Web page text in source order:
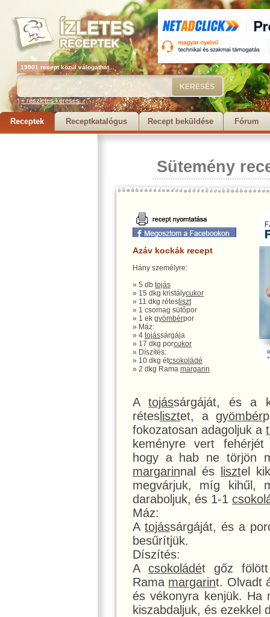
19901 recept közül válogathat...
+ részletes keresés...
Receptek Receptkatalógus Recept beküldése Fórum
Sütemény
Azáv kockák recept
Hány személyre:
» 5 db tojás
» 15 dkg kristálycukor
» 11 dkg rétes liszt
» 1 csomag sütőpor
» 1 ek gyömbérpor
» Máz:
» 4 tojássárgája
» 17 dkg porcukor
» Díszítés:
» 10 dkg étcsokoládé
» 2 dkg Rama margarin
Atojássárgáját, és a
rétes lisztet, agyömbér
fokozatosan adagoljuk a
keményre vert fehérjét
hogy a hab ne törjön
margarinnal és lisztel
megvárjuk, míg kihűl,
daraboljuk, és 1-1
Máz:
Atojássárgáját, és a
besűrítjük.
Díszítés:
A csokoládét gőz fölött
Rama margarint. Olvadt
és vékonyra kenjük. Ha
kiszabdaljuk, és ezekkel